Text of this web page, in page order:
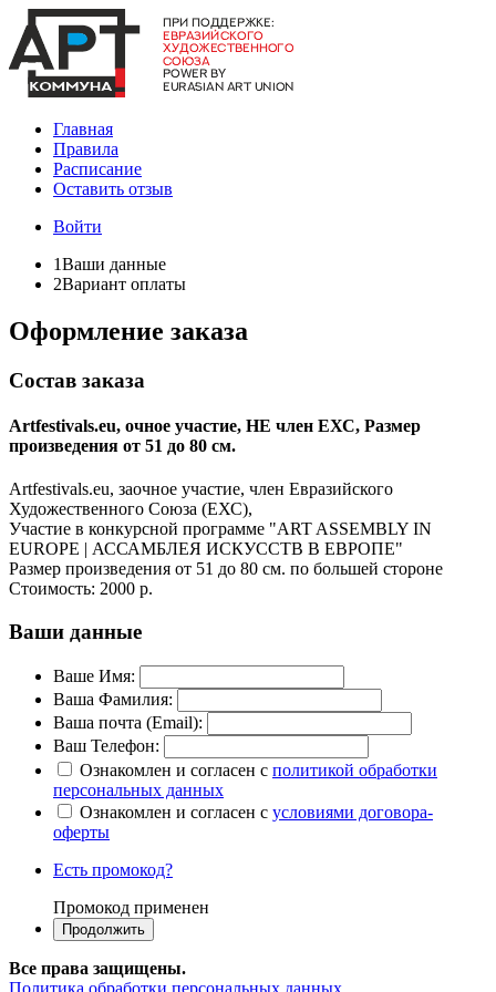
Главная
Правила
Расписание
Оставить отзыв
Войти
1Ваши данные
2Вариант оплаты
Оформление заказа
Состав заказа
Artfestivals.eu, очное участие, НЕ член ЕХС, Размер
произведения от 51 до 80 см.
Artfestivals.eu, заочное участие, член Евразийского
Художественного Союза (ЕХС),
Участие в конкурсной программе "ART ASSEMBLY IN
EUROPE | АССАМБЛЕЯ ИСКУССТВ В ЕВРОПЕ"
Размер произведения от 51 до 80 см. по большей стороне
Стоимость: 2000 р.
Ваши данные
Ваше Имя:
Ваша Фамилия:
Ваша почта (Email):
Ваш Телефон:
Ознакомлен и согласен с политикой обработки
персональных данных
Ознакомлен и согласен с условиями договора-
оферты
Есть промокод?
Промокод применен
Все права защищены.
Политика обработки персональных данных